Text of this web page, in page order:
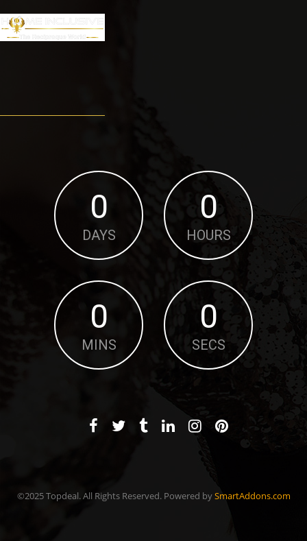
0
DAYS
0
HOURS
0
MINS
0
SECS
©2025 Topdeal. All Rights Reserved. Powered bySmartAddons.com